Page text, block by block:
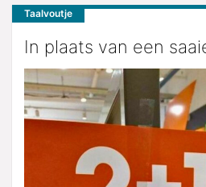
Taalvoutje
In plaats van een